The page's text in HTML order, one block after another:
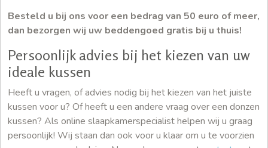
Besteld u bij ons voor een bedrag van 50 euro of meer,
dan bezorgen wij uw beddengoed gratis bij u thuis!
Persoonlijk advies bij het kiezen van uw
ideale kussen
Heeft u vragen, of advies nodig bij het kiezen van het juiste
kussen voor u? Of heeft u een andere vraag over een donzen
kussen? Als online slaapkamerspecialist helpen wij u graag
persoonlijk! Wij staan dan ook voor u klaar om u te voorzien